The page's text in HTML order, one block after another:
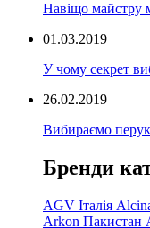
Навіщо майстру
01.03.2019
У чому секрет
26.02.2019
Вибираємо
Бренди
AGV Італія
Arkon Пакистан